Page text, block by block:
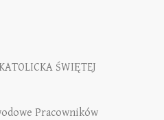
ŚWIĘTEJ
Pracowników